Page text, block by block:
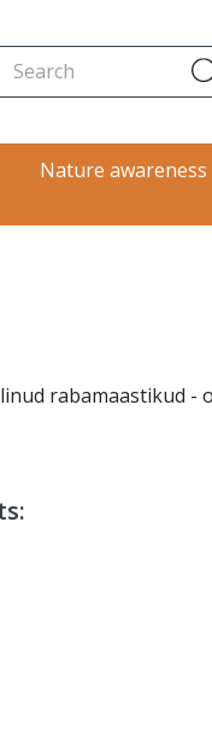
Nature awareness
rabamaastikud -